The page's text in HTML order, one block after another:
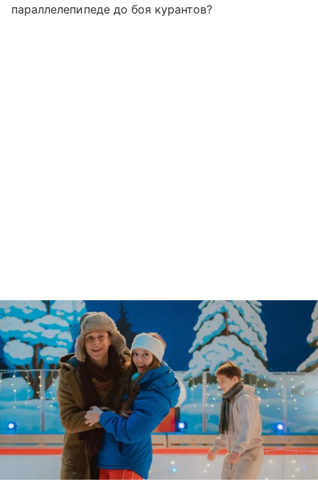
параллелепипеде до боя курантов?